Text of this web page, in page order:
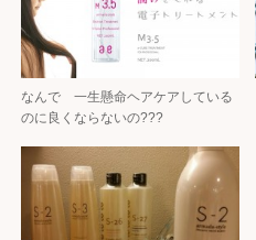
なんで 一生懸命ヘアケアしている
のに良くならないの???